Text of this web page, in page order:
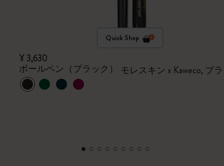
Quick Shop
¥ 3,630
ボールペン（ブラック）
モレスキン x Kaweco, ブ